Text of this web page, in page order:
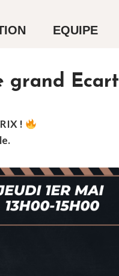
EQUIPE
grand Ecart
!